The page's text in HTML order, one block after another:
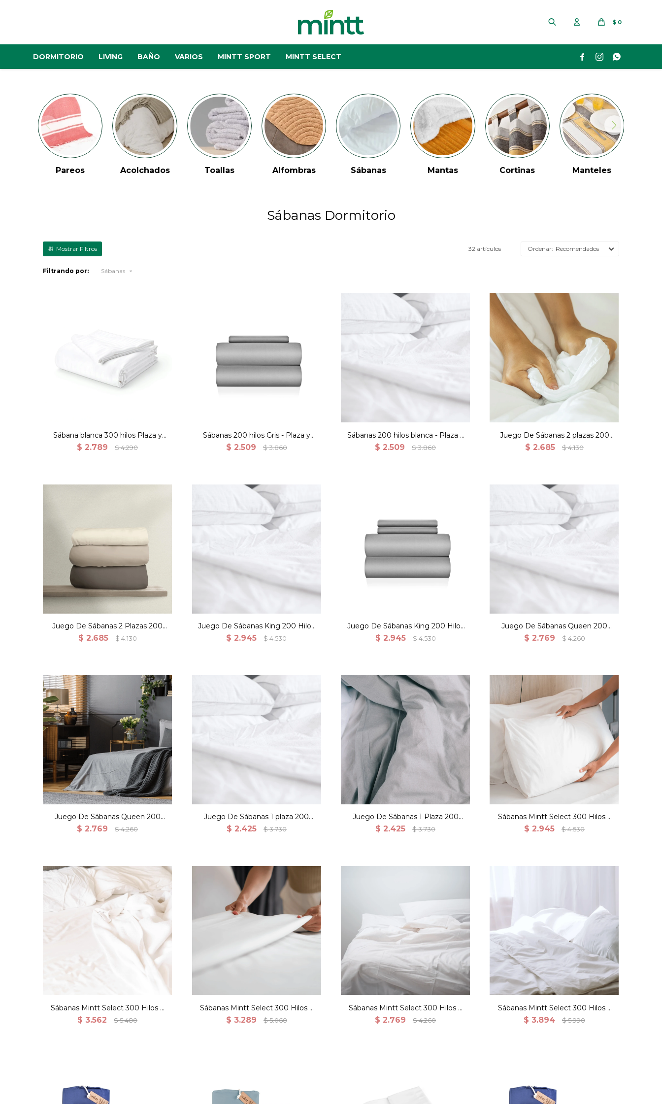
DORMITORIO LIVING BAÑO VARIOS MINTT SPORT MINTT SELECT
$ 0
  
Acolchados Toallas Alfombras Sábanas Mantas Cortinas Manteles Repasadores
Sábanas Dormitorio
32 artículos Recomendados
Filtrando por: Sábanas
Sábana blanca 300 hilos Plaza y
Media
$ 2.789 $ 4.290
Sábanas 200 hilos Gris - Plaza y
Media
$ 2.509 $ 3.860
Sábanas 200 hilos blanca - Plaza y
Media
$ 2.509 $ 3.860
Juego De Sábanas 2 plazas 200
Hilos 100% Algodón - Blanco
$ 2.685 $ 4.130
Juego De Sábanas 2 Plazas 200
Hilos 100% Algodón - Gris
$ 2.685 $ 4.130
Juego De Sábanas King 200 Hilos
100% Algodón - Blanco
$ 2.945 $ 4.530
Juego De Sábanas King 200 Hilos
100% Algodón - Gris
$ 2.945 $ 4.530
Juego De Sábanas Queen 200
Hilos 100% Algodón - Blanco
$ 2.769 $ 4.260
Juego De Sábanas Queen 200
Hilos 100% Algodón - Gris
$ 2.769 $ 4.260
Juego De Sábanas 1 plaza 200
Hilos 100% Algodón - Blanco
$ 2.425 $ 3.730
Juego De Sábanas 1 Plaza 200
Hilos 100% Algodón - Gris
$ 2.425 $ 3.730
Sábanas Mintt Select 300 Hilos 2
Fundas - 2 plazas
$ 2.945 $ 4.530
Sábanas Mintt Select 300 Hilos 2
Fundas - King
$ 3.562 $ 5.480
Sábanas Mintt Select 300 Hilos 2
Fundas - Queen
$ 3.289 $ 5.060
Sábanas Mintt Select 300 Hilos 2
Fundas - 1 plaza
$ 2.769 $ 4.260
Sábanas Mintt Select 300 Hilos 2
Fundas - Extra King
$ 3.894 $ 5.990